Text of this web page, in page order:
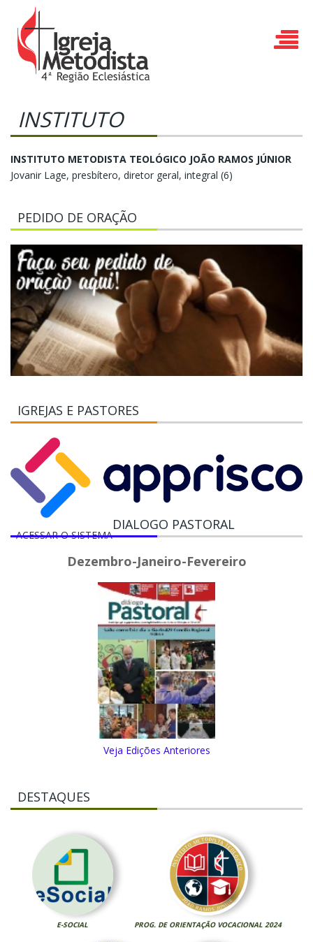
INSTITUTO
INSTITUTO METODISTA TEOLÓGICO JOÃO RAMOS JÚNIOR
Jovanir Lage, presbítero, diretor geral, integral (6)
PEDIDO DE ORAÇÃO
IGREJAS E PASTORES
ACESSAR O SISTEMA
DIALOGO PASTORAL
Dezembro-Janeiro-Fevereiro
Veja Edições Anteriores
DESTAQUES
E-SOCIAL PROG. DE ORIENTAÇÃO VOCACIONAL 2024